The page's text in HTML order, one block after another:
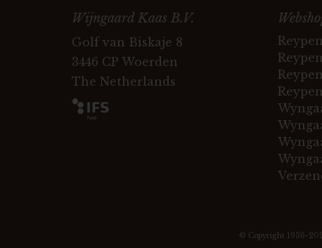
Wijngaard Kaas B.V.
Golf van Biskaje 8
3446 CP Woerden
The Netherlands
© Copyright 1936-